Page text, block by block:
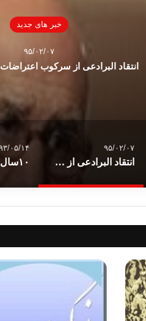
خبر های جدید
۹۵/۰۲/۰۷
انتقاد البرادعی از سرکوب
۹۵/۰۲/۰۷
انتقاد البرادعی از سرکوب اعتراضات مردمی در مصر
۹۳/۰۵/